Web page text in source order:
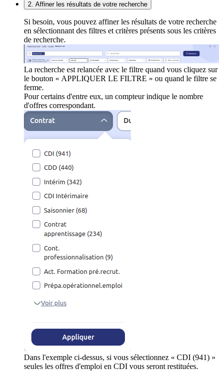
2. Affiner les résultats de votre recherche
Si besoin, vous pouvez affiner les résultats de votre recherche
en sélectionnant des filtres et critères présents sous les critères
de recherche.
La recherche est relancée avec le filtre quand vous cliquez sur
le bouton « APPLIQUER LE FILTRE » ou quand le filtre se
ferme.
Pour certains d'entre eux, un compteur indique le nombre
d'offres correspondant.
Dans l'exemple ci-dessus, si vous sélectionnez « CDI (941) »
seules les offres d'emploi en CDI vous seront restituées.